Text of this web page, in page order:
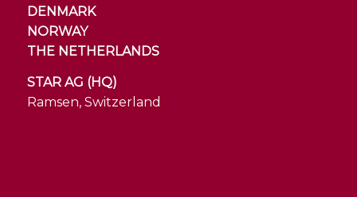
DENMARK
NORWAY
THE NETHERLANDS
STAR AG (HQ)
Ramsen, Switzerland